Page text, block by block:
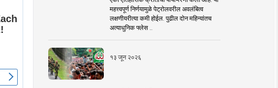
महत्त्वपूर्ण निर्णयामुळे पेट्रोलवरील अवलंबित्व
लक्षणीयरीत्या कमी होईल. पुढील दोन महिन्यांतच
अत्याधुनिक फ्लेस ..
१३ जून २०२६